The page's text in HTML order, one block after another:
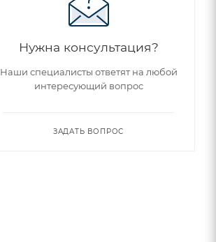
Нужна консультация?
Наши специалисты ответят на любой
интересующий вопрос
ЗАДАТЬ ВОПРОС